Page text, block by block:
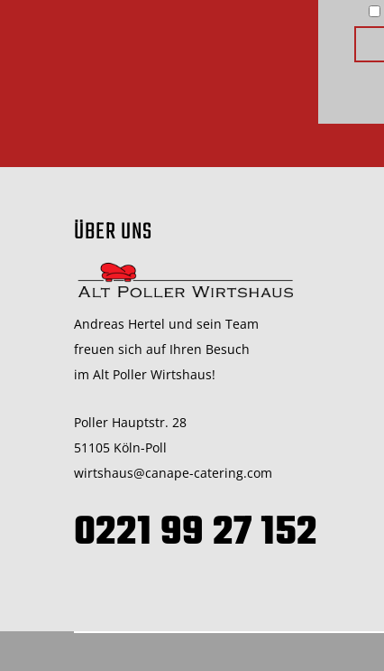
ÜBER UNS
Andreas Hertel und sein Team
freuen sich auf Ihren Besuch
im Alt Poller Wirtshaus!
Poller Hauptstr. 28
51105 Köln-Poll
wirtshaus@canape-catering.com
0221 99 27 152